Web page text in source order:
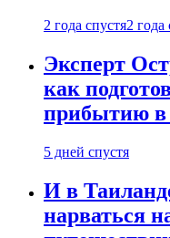
2 года спустя2 года
Эксперт
как
прибытию в
5 дней спустя
И в
нарваться